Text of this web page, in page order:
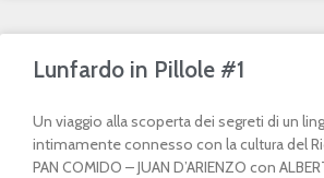
Lunfardo in Pillole #1
Un viaggio alla scoperta dei segreti di un
intimamente connesso con la cultura del
PAN COMIDO – JUAN D’ARIENZO con